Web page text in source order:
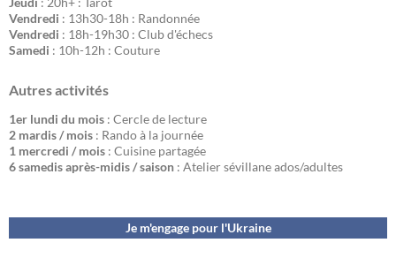
Vendredi : 13h30-18h : Randonnée
Vendredi : 18h-19h30 : Club d'échecs
Samedi : 10h-12h : Couture
Autres activités
1er lundi du mois : Cercle de lecture
2 mardis / mois : Rando à la journée
1 mercredi / mois : Cuisine partagée
6 samedis après-midis / saison : Atelier sévillane ados/adultes
Je m'engage pour l'Ukraine